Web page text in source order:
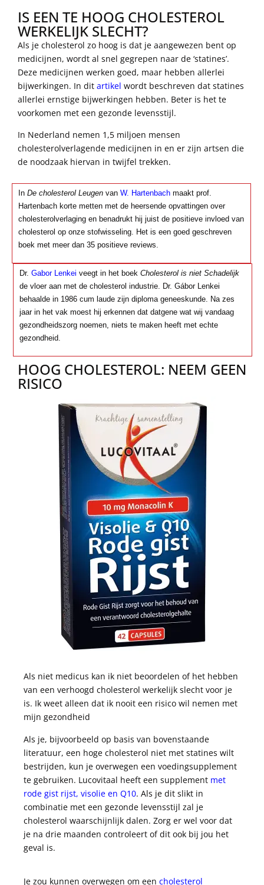
IS EEN TE HOOG CHOLESTEROL
WERKELIJK SLECHT?
Als je cholesterol zo hoog is dat je aangewezen bent op
medicijnen, wordt al snel gegrepen naar de ‘statines’.
Deze medicijnen werken goed, maar hebben allerlei
bijwerkingen. In dit artikel wordt beschreven dat statines
allerlei ernstige bijwerkingen hebben. Beter is het te
voorkomen met een gezonde levensstijl.
In Nederland nemen 1,5 miljoen mensen
cholesterolverlagende medicijnen in en er zijn artsen die
de noodzaak hiervan in twijfel trekken.
In De cholesterol Leugen van W. Hartenbach maakt prof.
Hartenbach korte metten met de heersende opvattingen over
cholesterolverlaging en benadrukt hij juist de positieve invloed van
cholesterol op onze stofwisseling. Het is een goed geschreven
boek met meer dan 35 positieve reviews.
Dr. Gabor Lenkei veegt in het boek Cholesterol is niet Schadelijk
de vloer aan met de cholesterol industrie. Dr. Gábor Lenkei
behaalde in 1986 cum laude zijn diploma geneeskunde. Na zes
jaar in het vak moest hij erkennen dat datgene wat wij vandaag
gezondheidszorg noemen, niets te maken heeft met echte
gezondheid.
HOOG CHOLESTEROL: NEEM GEEN
RISICO
Als niet medicus kan ik niet beoordelen of het hebben
van een verhoogd cholesterol werkelijk slecht voor je
is. Ik weet alleen dat ik nooit een risico wil nemen met
mijn gezondheid
Als je, bijvoorbeeld op basis van bovenstaande
literatuur, een hoge cholesterol niet met statines wilt
bestrijden, kun je overwegen een voedingsupplement
te gebruiken. Lucovitaal heeft een supplement met
rode gist rijst, visolie en Q10. Als je dit slikt in
combinatie met een gezonde levensstijl zal je
cholesterol waarschijnlijk dalen. Zorg er wel voor dat
je na drie maanden controleert of dit ook bij jou het
geval is.
Je zou kunnen overwegen om een cholesterol